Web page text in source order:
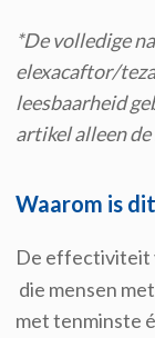
*De volledige
elexacaftor/
leesbaarheid
artikel alleen
Waarom is
De effectiviteit
die mensen
mettenminste